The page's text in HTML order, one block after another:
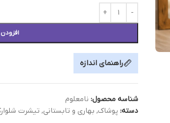
راهنمای اندازه
شناسه محصول: نامعلوم
دسته: پوشاک, بهاری و تابستانی, تیشرت